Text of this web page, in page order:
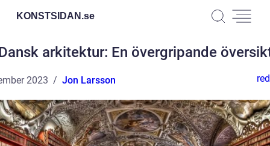
KONSTSIDAN.se
arkitektur: En övergripande
2023 Jon Larsson